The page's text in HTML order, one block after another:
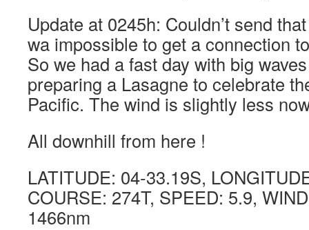
Update at 0245h: Couldn’t send
wa impossible to get a connection
So we had a fast day with big
preparing a Lasagne to celebrate
Pacific. The wind is slightly less
All downhill from here !
LATITUDE: 04-33.19S,
COURSE: 274T, SPEED: 5.9,
1466nm